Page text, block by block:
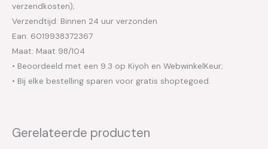
verzendkosten);
Verzendtijd: Binnen 24 uur verzonden
Ean: 6019938372367
Maat: Maat 98/104
• Beoordeeld met een 9.3 op Kiyoh en WebwinkelKeur;
• Bij elke bestelling sparen voor gratis shoptegoed.
Gerelateerde producten